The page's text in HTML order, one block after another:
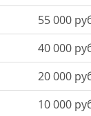
55 000
40 000
20 000
10 000